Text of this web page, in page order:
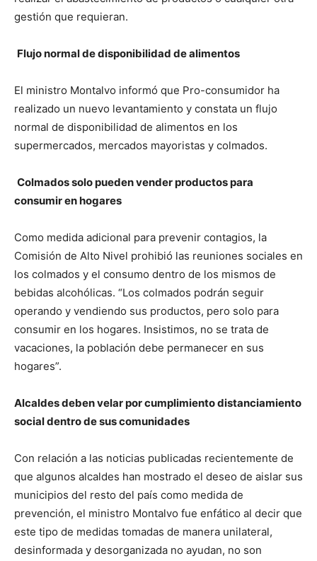
gestión que requieran.
Flujo normal de disponibilidad de alimentos
El ministro Montalvo informó que Pro-consumidor ha
realizado un nuevo levantamiento y constata un flujo
normal de disponibilidad de alimentos en los
supermercados, mercados mayoristas y colmados.
Colmados solo pueden vender productos para
consumir en hogares
Como medida adicional para prevenir contagios, la
Comisión de Alto Nivel prohibió las reuniones sociales en
los colmados y el consumo dentro de los mismos de
bebidas alcohólicas. “Los colmados podrán seguir
operando y vendiendo sus productos, pero solo para
consumir en los hogares. Insistimos, no se trata de
vacaciones, la población debe permanecer en sus
hogares”.
Alcaldes deben velar por cumplimiento distanciamiento
social dentro de sus comunidades
Con relación a las noticias publicadas recientemente de
que algunos alcaldes han mostrado el deseo de aislar sus
municipios del resto del país como medida de
prevención, el ministro Montalvo fue enfático al decir que
este tipo de medidas tomadas de manera unilateral,
desinformada y desorganizada no ayudan, no son